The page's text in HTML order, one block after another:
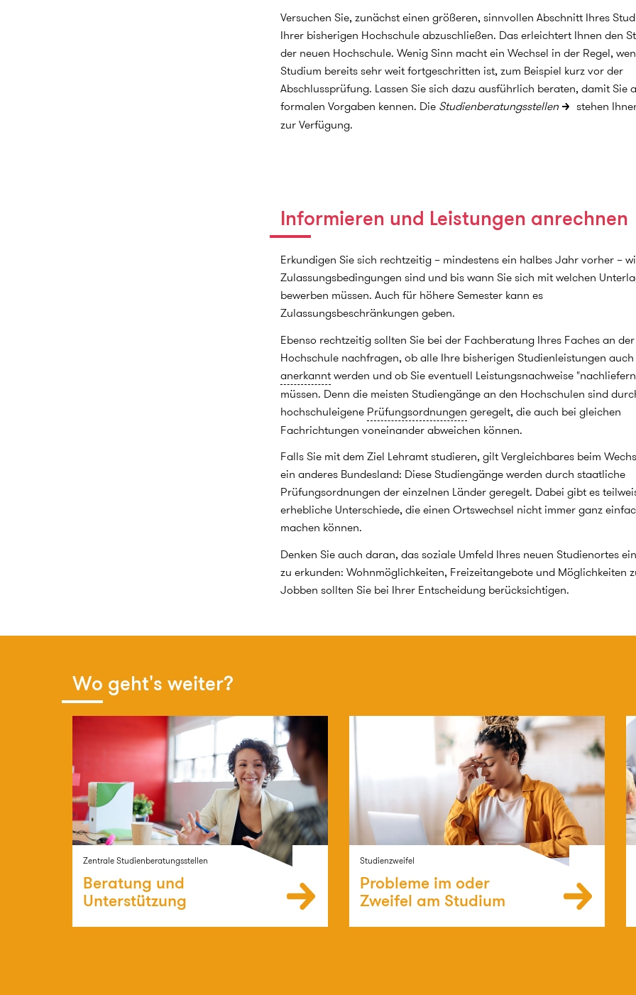
Versuchen Sie, zunächst einen größeren, sinnvollen Abschnitt Ihres
Ihrer bisherigen Hochschule abzuschließen. Das erleichtert Ihnen den
der neuen Hochschule. Wenig Sinn macht ein Wechsel in der Regel,
Studium bereits sehr weit fortgeschritten ist, zum Beispiel kurz vor der
Abschlussprüfung. Lassen Sie sich dazu ausführlich beraten, damit Sie
formalen Vorgaben kennen. Die Studienberatungsstellen
stehen
zur Verfügung.
Informieren und Leistungen anrechnen
Erkundigen Sie sich rechtzeitig – mindestens ein halbes Jahr vorher –
Zulassungsbedingungen sind und bis wann Sie sich mit welchen
bewerben müssen. Auch für höhere Semester kann es
Zulassungsbeschränkungen geben.
Ebenso rechtzeitig sollten Sie bei der Fachberatung Ihres Faches an
Hochschule nachfragen, ob alle Ihre bisherigen Studienleistungen
anerkanntwerden und ob Sie eventuell Leistungsnachweise
müssen. Denn die meisten Studiengänge an den Hochschulen sind
hochschuleigene Prüfungsordnungen geregelt, die auch bei gleichen
Fachrichtungen voneinander abweichen können.
Falls Sie mit dem Ziel Lehramt studieren, gilt Vergleichbares beim
ein anderes Bundesland: Diese Studiengänge werden durch staatliche
Prüfungsordnungen der einzelnen Länder geregelt. Dabei gibt es
erhebliche Unterschiede, die einen Ortswechsel nicht immer ganz
machen können.
Denken Sie auch daran, das soziale Umfeld Ihres neuen Studienortes
zu erkunden: Wohnmöglichkeiten, Freizeitangebote und Möglichkeiten
Jobben sollten Sie bei Ihrer Entscheidung berücksichtigen.
Wo geht's weiter?
Zentrale Studienberatungsstellen
Beratung und
Unterstützung
Studienzweifel
Probleme im oder
Zweifel am Studium